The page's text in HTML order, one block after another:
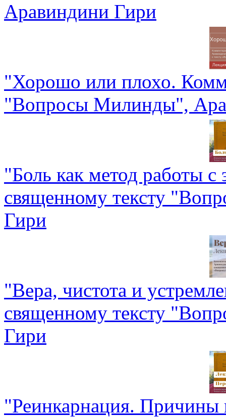
Аравиндини Гири
"Хорошо или плохо.
"Вопросы Милинды",
"Боль как метод работы
священному тексту
Гири
"Вера, чистота и
священному тексту
Гири
"Реинкарнация. Причины